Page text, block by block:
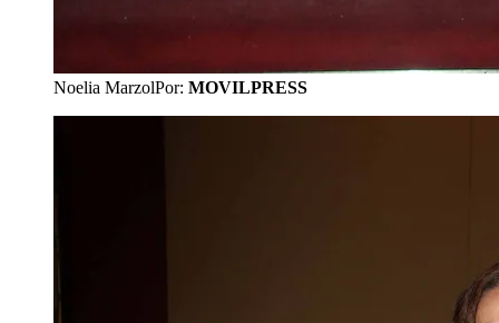
Noelia MarzolPor: MOVILPRESS